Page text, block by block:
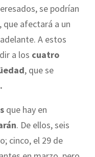
se podrían
que afectará a un
A estos
a los cuatro
, que se
que hay en
. De ellos, seis
cinco, el 29 de